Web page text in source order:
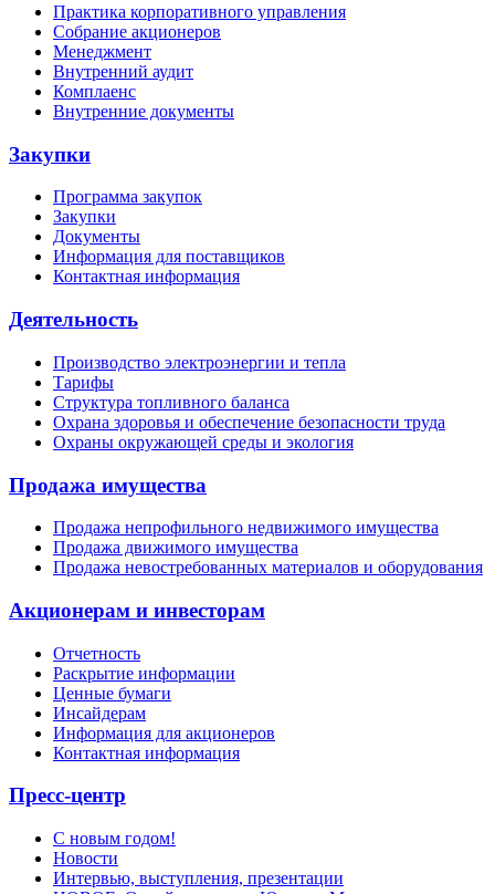
Практика корпоративного управления
Собрание акционеров
Менеджмент
Внутренний аудит
Комплаенс
Внутренние документы
Закупки
Программа закупок
Закупки
Документы
Информация для поставщиков
Контактная информация
Деятельность
Производство электроэнергии и тепла
Тарифы
Структура топливного баланса
Охрана здоровья и обеспечение безопасности труда
Охраны окружающей среды и экология
Продажа имущества
Продажа непрофильного недвижимого имущества
Продажа движимого имущества
Продажа невостребованных материалов и оборудования
Акционерам и инвесторам
Отчетность
Раскрытие информации
Ценные бумаги
Инсайдерам
Информация для акционеров
Контактная информация
Пресс-центр
С новым годом!
Новости
Интервью, выступления, презентации